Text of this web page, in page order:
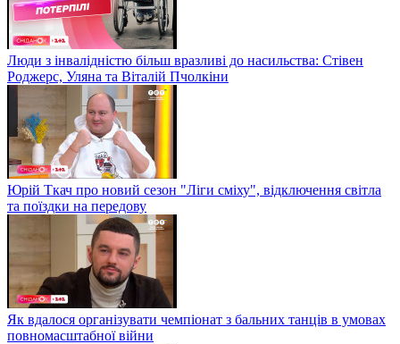
Люди з інвалідністю більш вразливі до насильства: Стівен
Роджерс, Уляна та Віталій Пчолкіни
Юрій Ткач про новий сезон "Ліги сміху", відключення світла
та поїздки на передову
Як вдалося організувати чемпіонат з бальних танців в умовах
повномасштабної війни